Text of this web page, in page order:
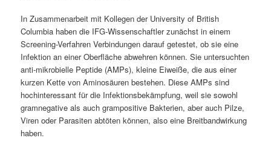
In Zusammenarbeit mit Kollegen der University of British
Columbia haben die IFG-Wissenschaftler zunächst in einem
Screening-Verfahren Verbindungen darauf getestet, ob sie eine
Infektion an einer Oberfläche abwehren können. Sie untersuchten
anti-mikrobielle Peptide (AMPs), kleine Eiweiße, die aus einer
kurzen Kette von Aminosäuren bestehen. Diese AMPs sind
hochinteressant für die Infektionsbekämpfung, weil sie sowohl
gramnegative als auch grampositive Bakterien, aber auch Pilze,
Viren oder Parasiten abtöten können, also eine Breitbandwirkung
haben.